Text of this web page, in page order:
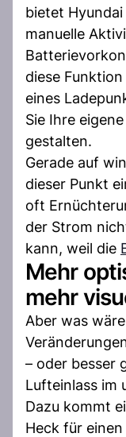
bietet
manuelle
diese
eines
Sie Ihre
gestalten.
Gerade auf
dieser Punkt
oft
der Strom
kann, weil die
Mehr
mehr
Aber was
– oder besser
Lufteinlass im
Dazu kommt
Heck für